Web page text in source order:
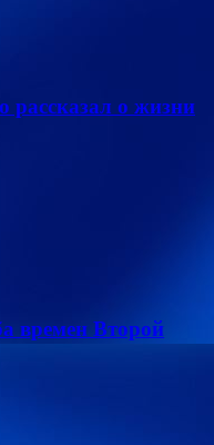
о жизни
времен Второй